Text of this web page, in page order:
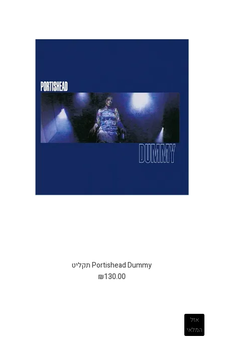
Portishead Dummy תקליט
₪130.00
אזל
המלאי